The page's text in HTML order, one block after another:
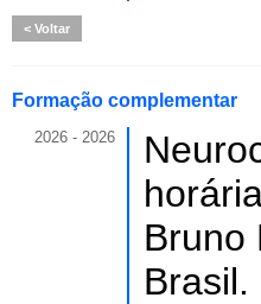
Voltar
Formação complementar
2026 - 2026
Bruno
Brasil.